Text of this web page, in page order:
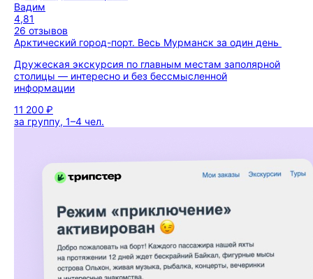
Вадим
4,81
26 отзывов
Арктический город-порт. Весь Мурманск за один день
Дружеская экскурсия по главным местам заполярной
столицы — интересно и без бессмысленной
информации
11 200 ₽
за группу, 1–4 чел.